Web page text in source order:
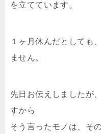
を立てています。
１ヶ月休んだとしても
ません。
先日お伝えしましたが
すから
そう言ったモノは、そ